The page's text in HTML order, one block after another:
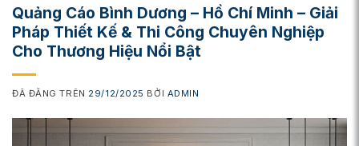
Quảng Cáo Bình Dương – Hồ Chí Minh – Giải
Pháp Thiết Kế & Thi Công Chuyên Nghiệp
Cho Thương Hiệu Nổi Bật
ĐÃ ĐĂNG TRÊN 29/12/2025 BỞI ADMIN